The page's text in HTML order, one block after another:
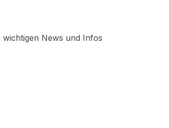
News und Infos